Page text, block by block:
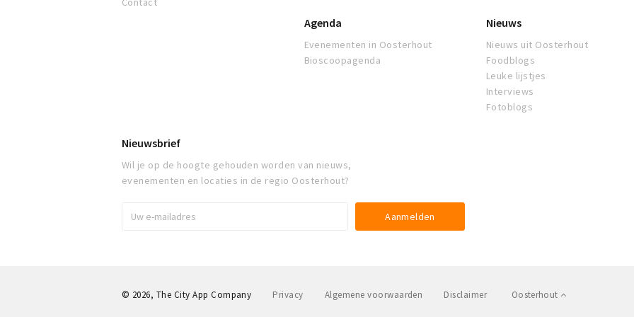
Agenda
Evenementen in Oosterhout
Bioscoopagenda
Nieuws
Nieuws uit Oosterhout
Foodblogs
Leuke lijstjes
Interviews
Fotoblogs
Nieuwsbrief
Wil je op de hoogte gehouden worden van nieuws,
evenementen en locaties in de regio Oosterhout?
Privacy Algemene voorwaarden Disclaimer Oosterhout
© 2026, The City App Company